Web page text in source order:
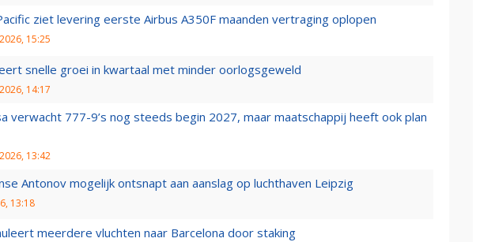
ziet levering eerste Airbus A350F maanden vertraging oplopen
15:25
snelle groei in kwartaal met minder oorlogsgeweld
14:17
verwacht 777-9’s nog steeds begin 2027, maar maatschappij heeft ook plan
13:42
Antonov mogelijk ontsnapt aan aanslag op luchthaven Leipzig
13:18
meerdere vluchten naar Barcelona door staking